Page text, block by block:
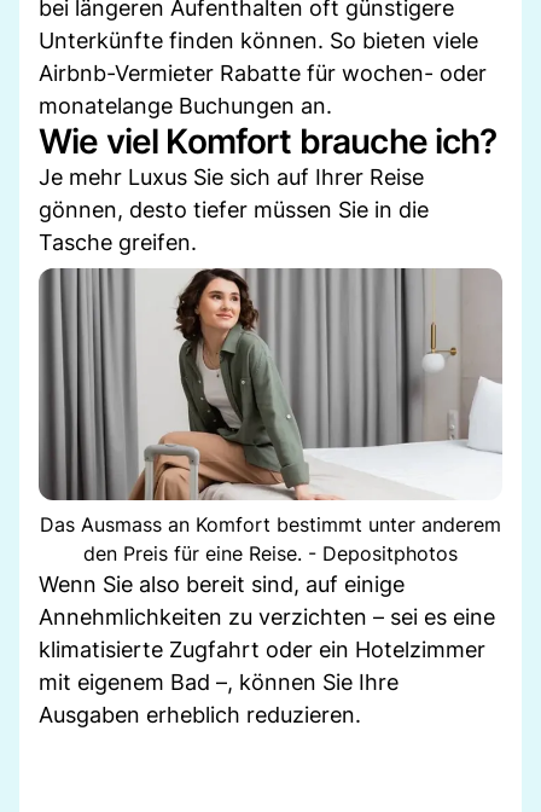
bei längeren Aufenthalten oft günstigere
Unterkünfte finden können. So bieten viele
Airbnb-Vermieter Rabatte für wochen- oder
monatelange Buchungen an.
Wie viel Komfort brauche ich?
Je mehr Luxus Sie sich auf Ihrer Reise
gönnen, desto tiefer müssen Sie in die
Tasche greifen.
Das Ausmass an Komfort bestimmt unter anderem
den Preis für eine Reise. - Depositphotos
Wenn Sie also bereit sind, auf einige
Annehmlichkeiten zu verzichten – sei es eine
klimatisierte Zugfahrt oder ein Hotelzimmer
mit eigenem Bad –, können Sie Ihre
Ausgaben erheblich reduzieren.